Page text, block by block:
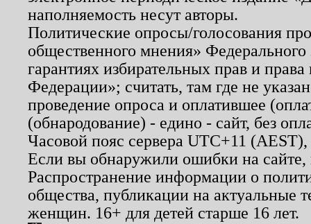
наполняемость несут авторы.
Политические опросы/голосования
общественного мнения»
гарантиях избирательных прав и
Федерации»; считать, там где не
проведение опроса и оплатившее
(обнародование) - едино - сайт, без
Часовой пояс сервера UTC+11
Если вы обнаружили ошибки на
Распространение информации о
общества, публикации на актуальные
женщин. 16+ для детей старше 16 лет.